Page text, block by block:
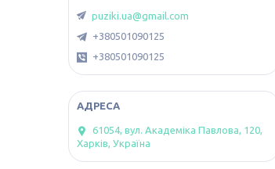
puziki.ua@gmail.com
+380501090125
+380501090125
61054, вул. Академіка Павлова, 120,
Харків, Україна